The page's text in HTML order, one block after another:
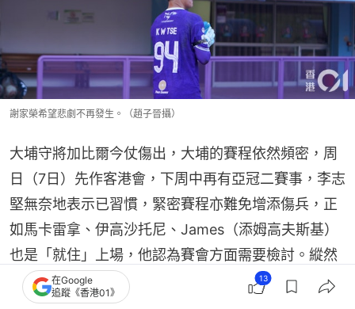
謝家榮希望悲劇不再發生。（趙子晉攝）
大埔守將加比爾今仗傷出，大埔的賽程依然頻密，周
日（7日）先作客港會，下周中再有亞冠二賽事，李志
堅無奈地表示已習慣，緊密賽程亦難免增添傷兵，正
如馬卡雷拿、伊高沙托尼、James（添姆高夫斯基）
也是「就住」上場，他認為賽會方面需要檢討。縱然
如此，堅sir依然力爭各項賽事的佳績，不會放棄任何
一個獎盃。
在Google
追蹤《香港01》
13